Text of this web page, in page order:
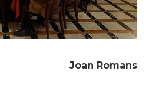
Joan Romans